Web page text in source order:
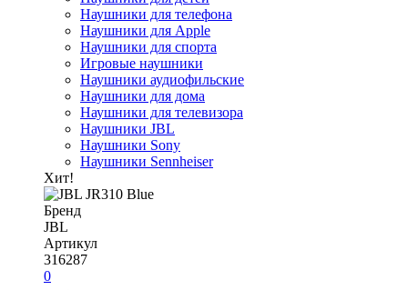
Наушники для телефона
Наушники для Apple
Наушники для спорта
Игровые наушники
Наушники аудиофильские
Наушники для дома
Наушники для телевизора
Наушники JBL
Наушники Sony
Наушники Sennheiser
Хит!
Бренд
JBL
Артикул
316287
0